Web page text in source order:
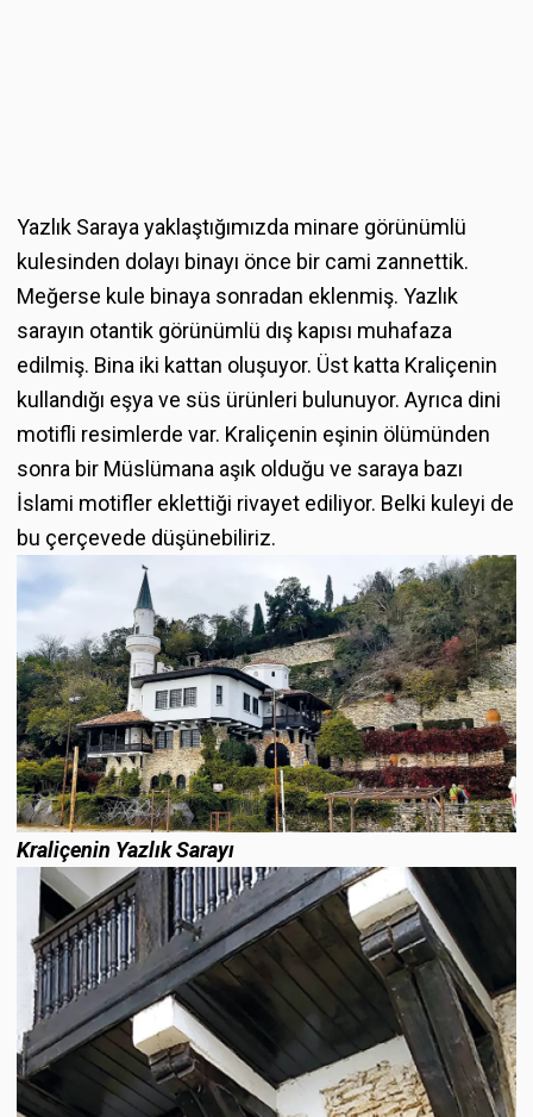
Yazlık Saraya yaklaştığımızda minare görünümlü
kulesinden dolayı binayı önce bir cami zannettik.
Meğerse kule binaya sonradan eklenmiş. Yazlık
sarayın otantik görünümlü dış kapısı muhafaza
edilmiş. Bina iki kattan oluşuyor. Üst katta Kraliçenin
kullandığı eşya ve süs ürünleri bulunuyor. Ayrıca dini
motifli resimlerde var. Kraliçenin eşinin ölümünden
sonra bir Müslümana aşık olduğu ve saraya bazı
İslami motifler eklettiği rivayet ediliyor. Belki kuleyi de
bu çerçevede düşünebiliriz.
Kraliçenin Yazlık Sarayı